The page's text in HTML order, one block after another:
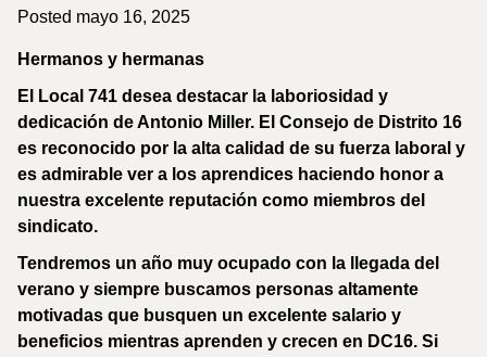
Posted mayo 16, 2025
Hermanos y hermanas
El Local 741 desea destacar la laboriosidad y
dedicación de Antonio Miller. El Consejo de Distrito 16
es reconocido por la alta calidad de su fuerza laboral y
es admirable ver a los aprendices haciendo honor a
nuestra excelente reputación como miembros del
sindicato.
Tendremos un año muy ocupado con la llegada del
verano y siempre buscamos personas altamente
motivadas que busquen un excelente salario y
beneficios mientras aprenden y crecen en DC16. Si